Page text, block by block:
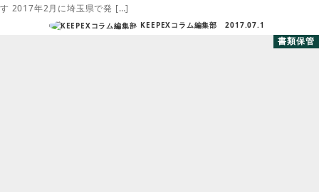
す 2017年2月に埼玉県で発 […]
KEEPEXコラム編集部 2017.07.1
書類保管